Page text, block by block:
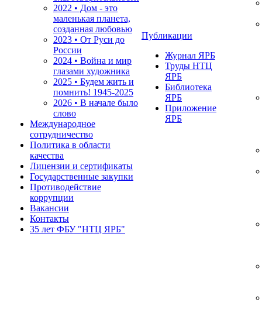
2022 • Дом - это
маленькая планета,
созданная любовью
2023 • От Руси до
России
2024 • Война и мир
глазами художника
2025 • Будем жить и
помнить! 1945-2025
2026 • В начале было
слово
Международное
сотрудничество
Политика в области
качества
Лицензии и сертификаты
Государственные закупки
Противодействие
коррупции
Вакансии
Контакты
35 лет ФБУ "НТЦ ЯРБ"
Публикации
Журнал ЯРБ
Труды НТЦ
ЯРБ
Библиотека
ЯРБ
Приложение
ЯРБ